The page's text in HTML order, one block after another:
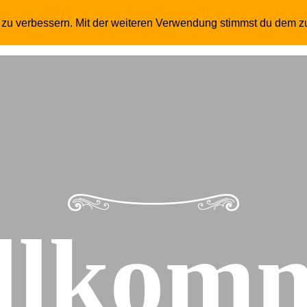
verbessern. Mit der weiteren Verwendung stimmst du dem